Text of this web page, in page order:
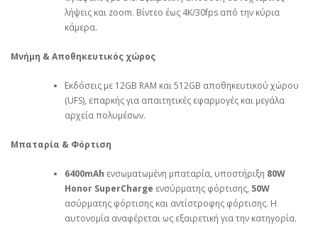
λήψεις και zoom. Βίντεο έως 4K/30fps από την κύρια
κάμερα.
Μνήμη & Αποθηκευτικός χώρος
Εκδόσεις με 12GB RAM και 512GB αποθηκευτικού χώρου
(UFS), επαρκής για απαιτητικές εφαρμογές και μεγάλα
αρχεία πολυμέσων.
Μπαταρία & Φόρτιση
6400mAh ενσωματωμένη μπαταρία, υποστήριξη 80W
Honor SuperCharge ενσύρματης φόρτισης, 50W
ασύρματης φόρτισης και αντίστροφης φόρτισης. Η
αυτονομία αναφέρεται ως εξαιρετική για την κατηγορία.